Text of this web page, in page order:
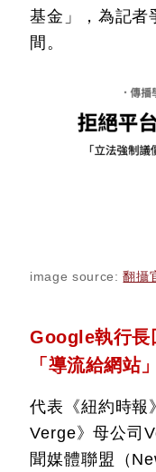
基金」，為記者
間。
image source:翻攝
Google執行長
「導流給網站」
代表《紐約時報
Verge》母公司
聞媒體聯盟（